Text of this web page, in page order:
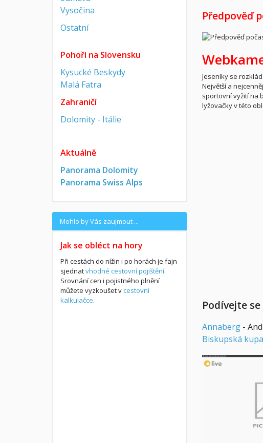
Předpověď
Jeseníky se
Největší a
sportovní vyžití na
lyžovačky v této
Podívejte
Annaberg-
Biskupská kupa
Vysočina
Ostatní
Pohoří na Slovensku
Kysucké Beskydy
Malá Fatra
Zahraničí
Dolomity - Itálie
Aktuálně
Panorama Dolomity
Panorama Swiss Alps
Mohlo by Vás zaujmout ...
Jak se obléct na hory
Při cestách do nížin i po horách je fajn
sjednatvhodné cestovní pojištění.
Srovnání cen i pojistného plnění
můžete vyzkoušet vcestovní
kalkulačce.